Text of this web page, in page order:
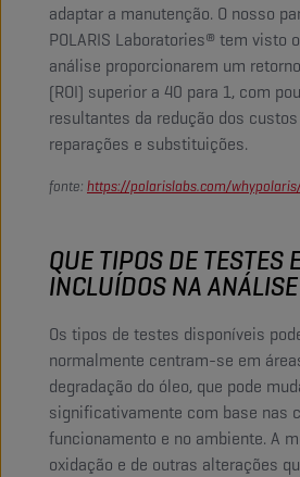
adaptar a manutenção. O nosso
POLARIS Laboratories® tem visto
análise proporcionarem um
(ROI) superior a 40 para 1, com
resultantes da redução dos
reparações e substituições.
fonte: https://polarislabs.com/
QUE TIPOS DE TESTES
INCLUÍDOS NA
Os tipos de testes disponíveis
normalmente centram-se em
degradação do óleo, que pode
significativamente com base nas
funcionamento e no ambiente. A
oxidação e de outras alterações